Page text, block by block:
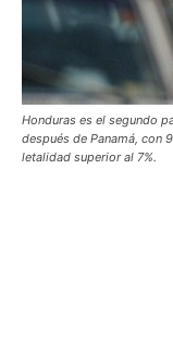
Honduras es el segundo
después de Panamá, con
letalidad superior al 7%.